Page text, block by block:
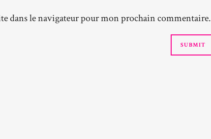
dans le navigateur pour mon prochain commentaire.